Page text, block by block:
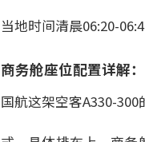
当地时间清晨06:20-
商务舱座位配置详解：
国航这架空客A330-